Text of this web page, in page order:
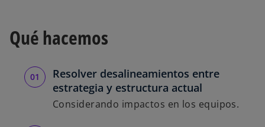
Qué hacemos
Resolver desalineamientos entre
estrategia y estructura actual
Considerando impactos en los equipos.